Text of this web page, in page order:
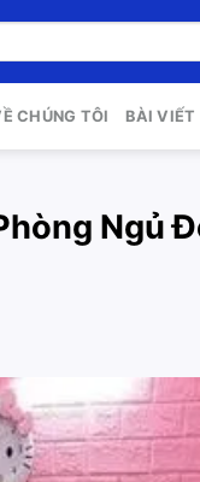
CHÚNG TÔI BÀI VIẾT
Ngủ